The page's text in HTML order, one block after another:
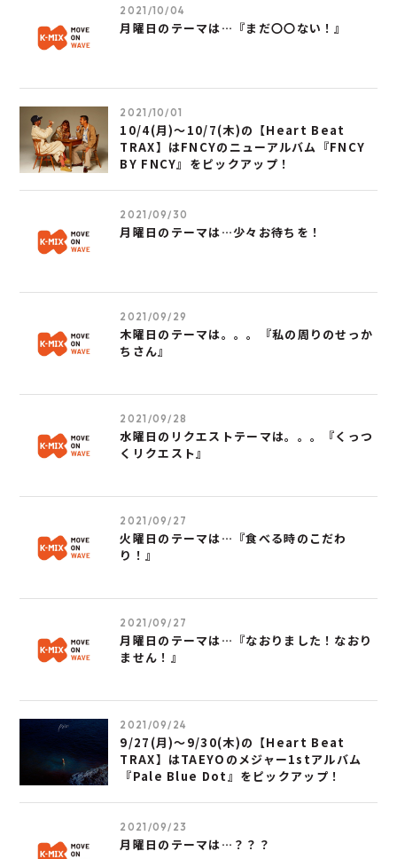
2021/10/04
月曜日のテーマは…『まだ〇〇ない！』
2021/10/01
10/4(月)～10/7(木)の【Heart Beat
TRAX】はFNCYのニューアルバム『FNCY
BY FNCY』をピックアップ！
2021/09/30
月曜日のテーマは…少々お待ちを！
2021/09/29
木曜日のテーマは。。。『私の周りのせっか
ちさん』
2021/09/28
水曜日のリクエストテーマは。。。『くっつ
くリクエスト』
2021/09/27
火曜日のテーマは…『食べる時のこだわ
り！』
2021/09/27
月曜日のテーマは…『なおりました！なおり
ません！』
2021/09/24
9/27(月)～9/30(木)の【Heart Beat
TRAX】はTAEYOのメジャー1stアルバム
『Pale Blue Dot』をピックアップ！
2021/09/23
月曜日のテーマは…？？？